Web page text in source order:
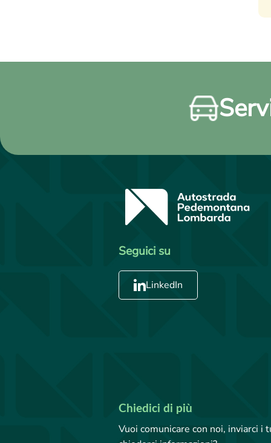
Seguici su
LinkedIn
Chiedici di più
Vuoi comunicare con noi, inviarci